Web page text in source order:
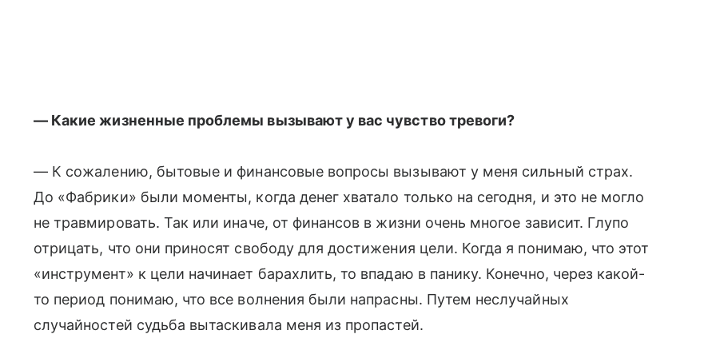
— Какие жизненные проблемы вызывают у вас чувство тревоги?
— К сожалению, бытовые и финансовые вопросы вызывают у меня сильный страх.
До «Фабрики» были моменты, когда денег хватало только на сегодня, и это не могло
не травмировать. Так или иначе, от финансов в жизни очень многое зависит. Глупо
отрицать, что они приносят свободу для достижения цели. Когда я понимаю, что этот
«инструмент» к цели начинает барахлить, то впадаю в панику. Конечно, через какой-
то период понимаю, что все волнения были напрасны. Путем неслучайных
случайностей судьба вытаскивала меня из пропастей.